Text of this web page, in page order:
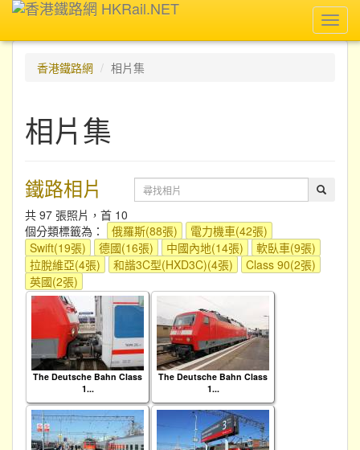
香港鐵路網
相片集
相片集
鐵路相片
共 97 張照片，首 10
個分類標籤為：
俄羅斯(88張)
電力機車(42張)
Swift(19張)
德國(16張) 中國內地(14張)
軟臥車(9張)
拉脫維亞(4張)
和諧3C型(HXD3C)(4張)
Class 90(2張)
英國(2張)
The Deutsche Bahn Class
1...
The Deutsche Bahn Class
1...